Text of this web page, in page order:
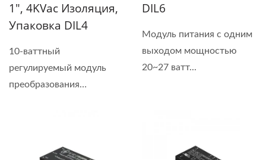
1", 4KVac Изоляция,
Упаковка DIL4
10-ваттный
регулируемый модуль
преобразования
DIL6
Модуль питания с одним
выходом мощностью
20~27 ватт...